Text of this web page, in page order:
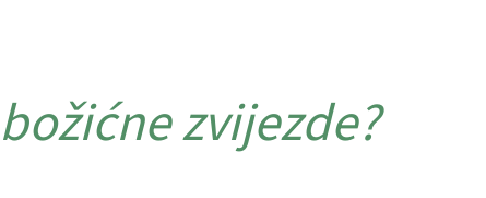
zvijezde?